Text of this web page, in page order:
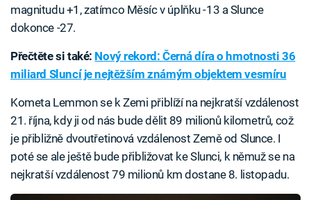
magnitudu +1, zatímco Měsíc v úplňku -13 a Slunce
dokonce -27.
Přečtěte si také: Nový rekord: Černá díra o hmotnosti 36
miliard Sluncí je nejtěžším známým objektem vesmíru
Kometa Lemmon se k Zemi přiblíží na nejkratší vzdálenost
21. října, kdy ji od nás bude dělit 89 milionů kilometrů, což
je přibližně dvoutřetinová vzdálenost Země od Slunce. I
poté se ale ještě bude přibližovat ke Slunci, k němuž se na
nejkratší vzdálenost 79 milionů km dostane 8. listopadu.